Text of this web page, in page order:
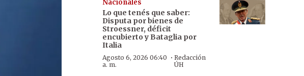
Nacionales
Lo que tenés que saber:
Disputa por bienes de
Stroessner, déficit
encubierto y Bataglia por
Italia
Agosto 6, 2026 06:40
a. m.
· Redacción
ÚH